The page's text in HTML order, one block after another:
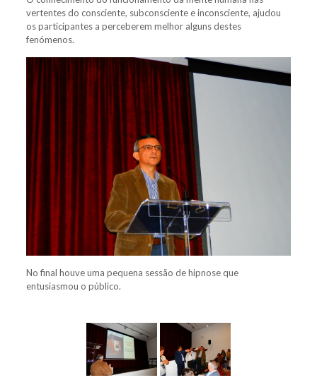
vertentes do consciente, subconsciente e inconsciente, ajudou
os participantes a perceberem melhor alguns destes
fenómenos.
No final houve uma pequena sessão de hipnose que
entusiasmou o público.